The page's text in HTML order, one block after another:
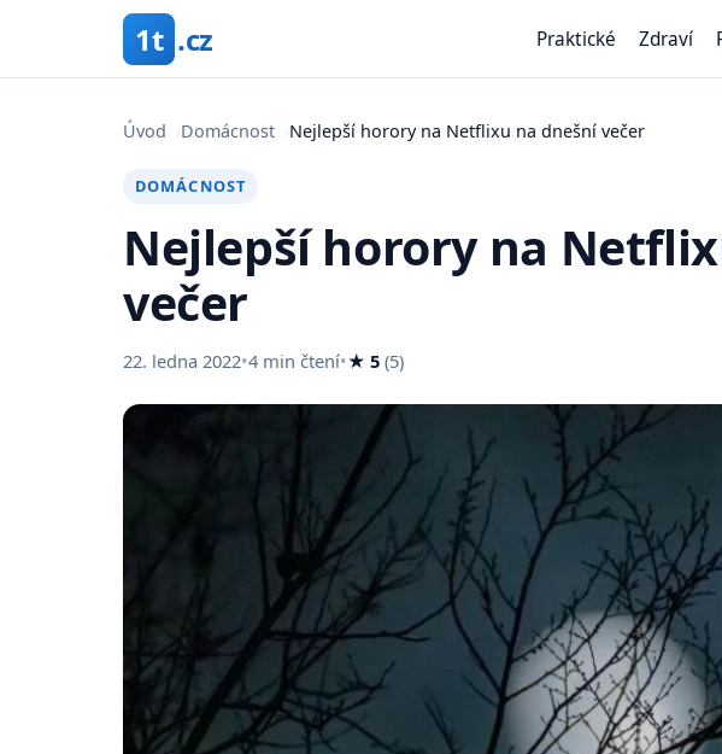
1t .cz Praktické Zdraví
Úvod ›Domácnost ›Nejlepší horory na Netflixu na dnešní večer
DOMÁCNOST
Nejlepší horory na
večer
22. ledna 2022•4 min čtení•★ 5 (5)